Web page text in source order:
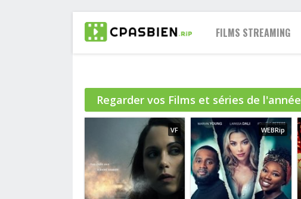
FILMS STREAMING
2021
2020
2019
2018
2017
2016
2015
Regarder vos Films et séries de l'année
VF WEBRip